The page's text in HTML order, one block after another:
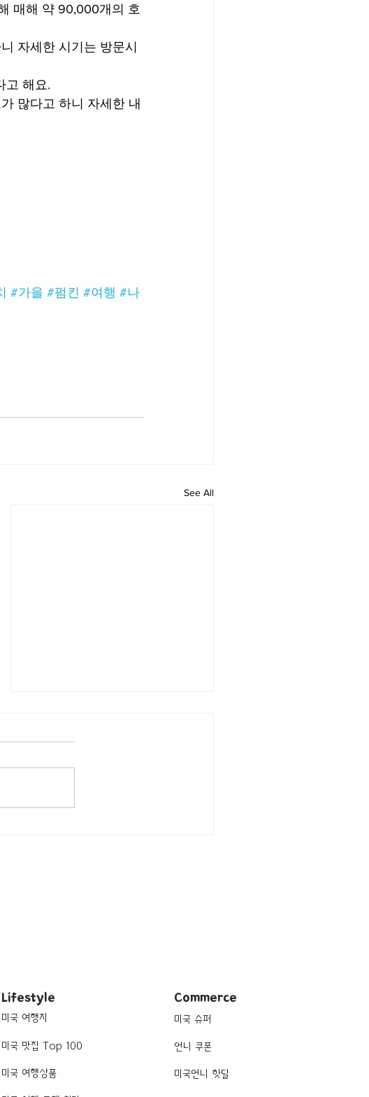
매해 약 90,000개의 호
자세한 시기는 방문시
고 해요.
많다고 하니 자세한 내
#가을 #펌킨 #여행 #나
See All
Lifestyle
미국 여행지
미국 맛집 Top 100
미국 여행상품
Commerce
미국 슈퍼
언니 쿠폰
미국언니 핫딜